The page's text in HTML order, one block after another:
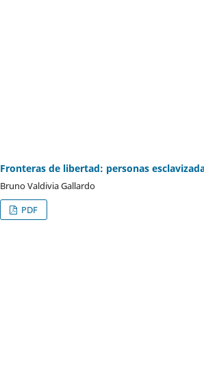
Fronteras de libertad: personas
Bruno Valdivia Gallardo
PDF